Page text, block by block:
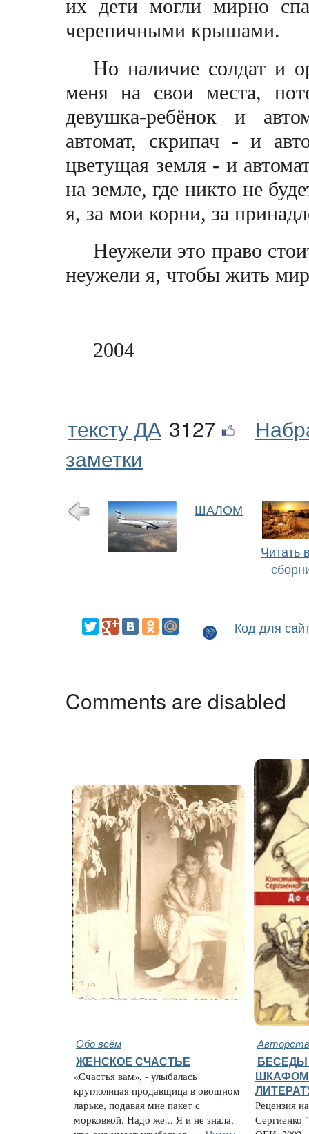
их дети могли мирно
черепичными крышами.
Но наличие солдат и
меня на свои места,
девушка-ребёнок и
автомат, скрипач - и
цветущая земля - и
на земле, где никто не
я, за мои корни, за
Неужели это право
неужели я, чтобы жить
2004
тексту ДА 3127
заметки
ШАЛОМ
Читать
Код для
Comments are disabled
Обо всём
ЖЕНСКОЕ СЧАСТЬЕ
«Счастья вам», - улыбалась
круглолицая продавщица в овощном
ларьке, подавая мне пакет с
морковкой. Надо же... Я и не знала,
ШКАФОМ
Рецензия
Сергиенко